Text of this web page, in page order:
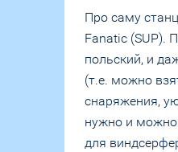
Про саму
Fanatic (SUP).
польский, и
(т.е. можно
снаряжения,
нужно и можно
для